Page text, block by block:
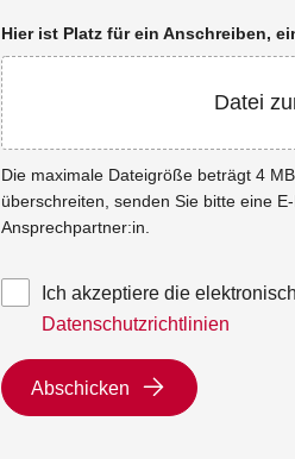
Hier ist Platz für ein Anschreiben,
Datei
Die maximale Dateigröße beträgt 4
überschreiten, senden Sie bitte eine
Ansprechpartner:in.
Ich akzeptiere die
Datenschutzrichtlinien
Abschicken